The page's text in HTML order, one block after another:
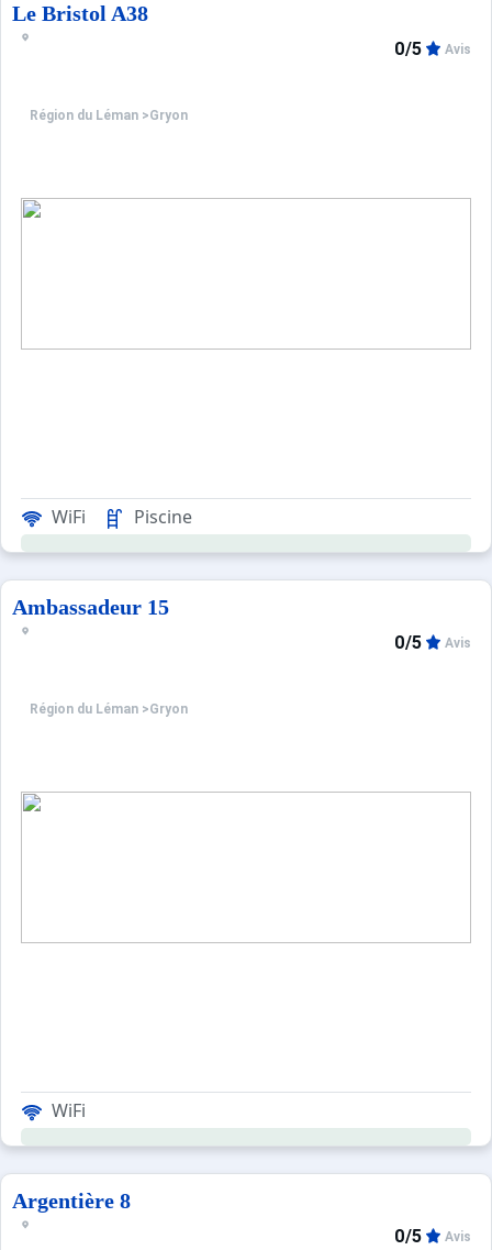
Le Bristol A38
Région du Léman >Gryon
0/5 Avis
WiFi Piscine
Ambassadeur 15
Région du Léman >Gryon
0/5 Avis
WiFi
Argentière 8
0/5 Avis